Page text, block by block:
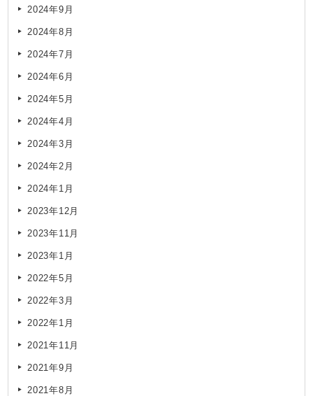
2024年9月
2024年8月
2024年7月
2024年6月
2024年5月
2024年4月
2024年3月
2024年2月
2024年1月
2023年12月
2023年11月
2023年1月
2022年5月
2022年3月
2022年1月
2021年11月
2021年9月
2021年8月